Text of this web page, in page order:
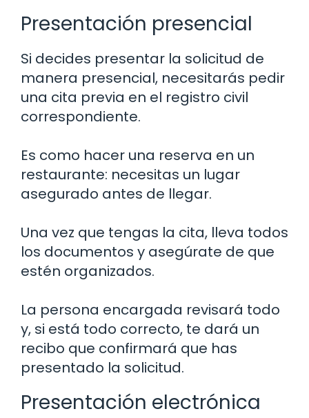
Presentación presencial
Si decides presentar la solicitud de
manera presencial, necesitarás pedir
una cita previa en el registro civil
correspondiente.
Es como hacer una reserva en un
restaurante: necesitas un lugar
asegurado antes de llegar.
Una vez que tengas la cita, lleva todos
los documentos y asegúrate de que
estén organizados.
La persona encargada revisará todo
y, si está todo correcto, te dará un
recibo que confirmará que has
presentado la solicitud.
Presentación electrónica